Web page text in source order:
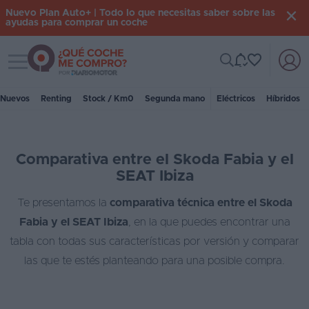
Iniciar
Coches
Renting
Suscripción
Stock
Nuevo Plan Auto+ | Todo lo que necesitas saber sobre las
ayudas para comprar un coche
Toggle navigation
Nuevos Renting Stock / Km0 Segunda mano Eléctricos Híbridos
Comparativa entre el Skoda Fabia y el
SEAT Ibiza
Te presentamos la comparativa técnica entre el Skoda
Fabia y el SEAT Ibiza , en la que puedes encontrar una
tabla con todas sus características por versión y comparar
las que te estés planteando para una posible compra.